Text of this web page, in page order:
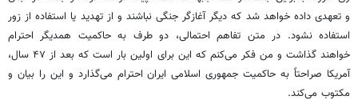
و تعهدی داده خواهد شد که دیگر آغازگر جنگی نباشند و از تهدید یا استفاده از زور
استفاده نشود. در متن تفاهم احتمالی، دو طرف به حاکمیت همدیگر احترام
خواهند گذاشت و من فکر می‌کنم که این برای اولین بار است که بعد از ۴۷ سال،
آمریکا صراحتاً به حاکمیت جمهوری اسلامی ایران احترام می‌گذارد و این را بیان و
مکتوب می‌کند.